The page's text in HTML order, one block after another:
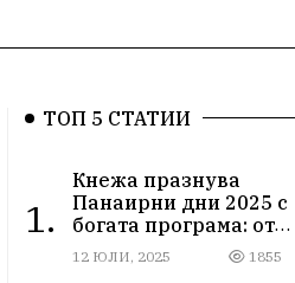
ТОП 5 СТАТИИ
1.
Кнежа празнува
Панаирни дни 2025 с
богата програма: от
спортни турнири до
концерти под
12 ЮЛИ, 2025 1855